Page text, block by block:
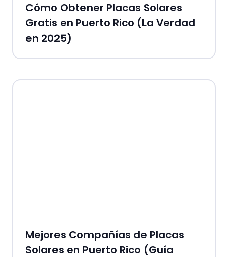
Cómo Obtener Placas Solares
Gratis en Puerto Rico (La Verdad
en 2025)
Mejores Compañías de Placas
Solares en Puerto Rico (Guía